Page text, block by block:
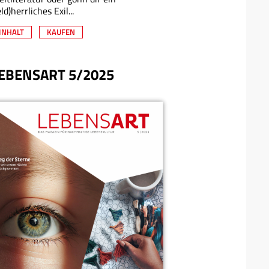
Exil...
KAUFEN
5/2025